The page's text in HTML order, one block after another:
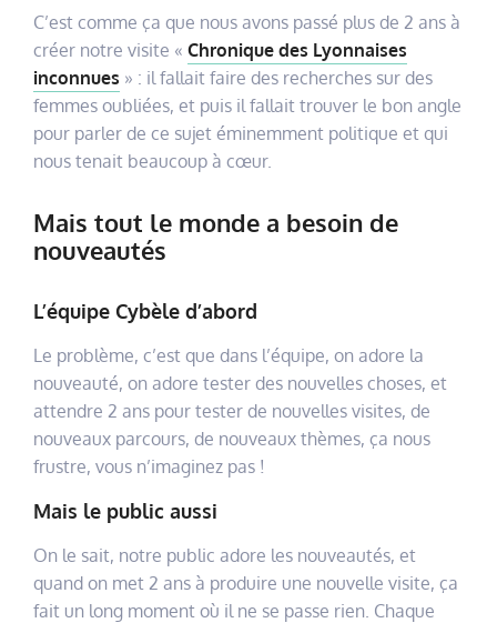
C’est comme ça que nous avons passé plus de 2 ans à
créer notre visite « Chronique des Lyonnaises
inconnues » : il fallait faire des recherches sur des
femmes oubliées, et puis il fallait trouver le bon angle
pour parler de ce sujet éminemment politique et qui
nous tenait beaucoup à cœur.
Mais tout le monde a besoin de
nouveautés
L’équipe Cybèle d’abord
Le problème, c’est que dans l’équipe, on adore la
nouveauté, on adore tester des nouvelles choses, et
attendre 2 ans pour tester de nouvelles visites, de
nouveaux parcours, de nouveaux thèmes, ça nous
frustre, vous n’imaginez pas !
Mais le public aussi
On le sait, notre public adore les nouveautés, et
quand on met 2 ans à produire une nouvelle visite, ça
fait un long moment où il ne se passe rien. Chaque